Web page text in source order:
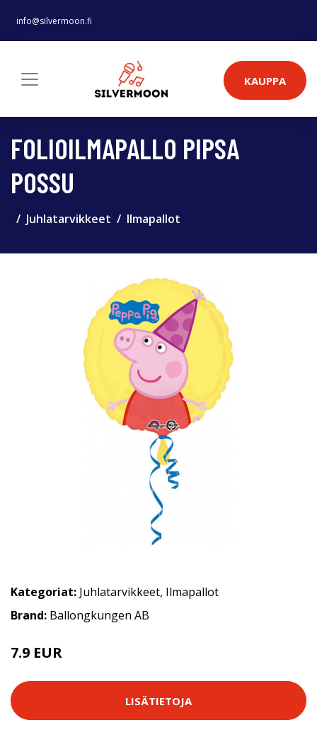
info@silvermoon.fi
KAUPPA
FOLIOILMAPALLO PIPSA
POSSU
Juhlatarvikkeet Ilmapallot
Kategoriat: Juhlatarvikkeet, Ilmapallot
Brand: Ballongkungen AB
7.9 EUR
LISÄTIETOJA